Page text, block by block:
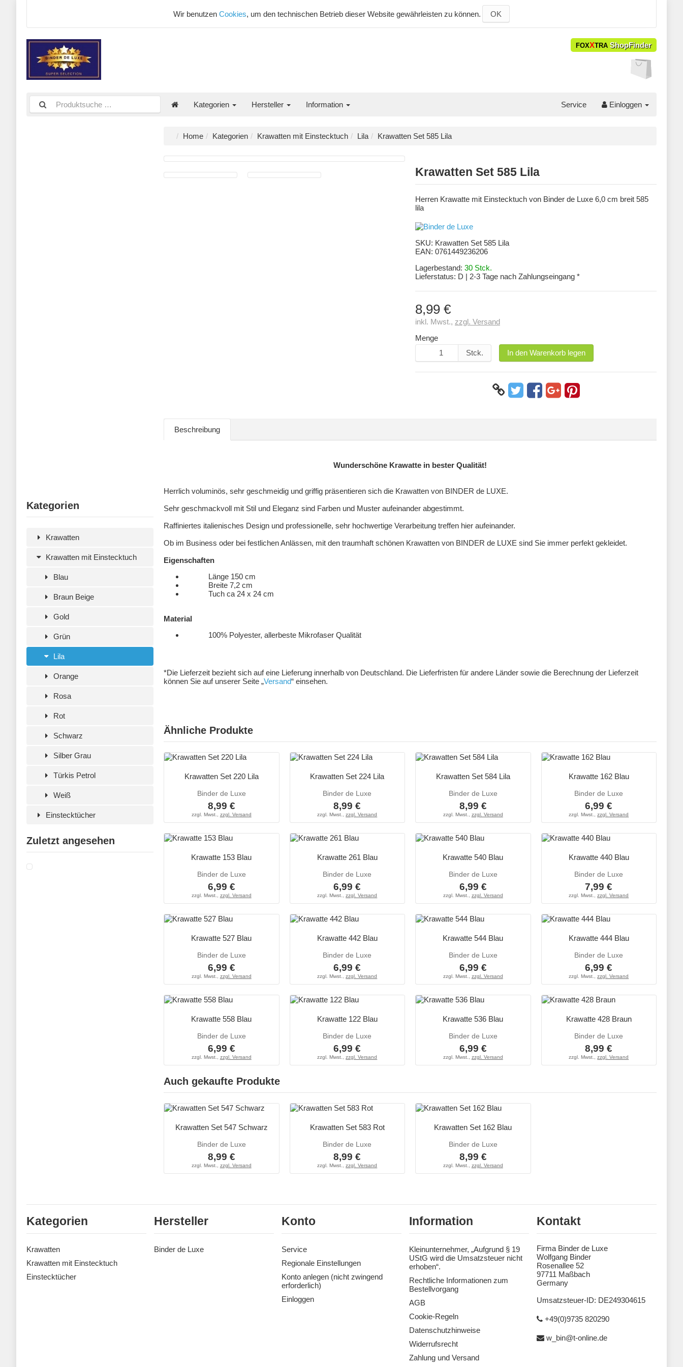
Wir benutzen Cookies, um den technischen Betrieb dieser Website gewährleisten zu können. OK
FOXXTRA ShopFinder
Kategorien Hersteller Information Service Einloggen
Kategorien
Krawatten
Krawatten mit Einstecktuch
Blau
Braun Beige
Gold
Grün
Lila
Orange
Rosa
Rot
Schwarz
Silber Grau
Türkis Petrol
Weiß
Einstecktücher
Zuletzt angesehen
Home Kategorien Krawatten mit Einstecktuch Lila Krawatten Set 585 Lila
Krawatten Set 585 Lila
Herren Krawatte mit Einstecktuch von Binder de Luxe 6,0 cm breit 585
lila
SKU: Krawatten Set 585 Lila
EAN: 0761449236206
Lagerbestand: 30 Stck.
Lieferstatus: D | 2-3 Tage nach Zahlungseingang *
8,99 €
inkl. Mwst., zzgl. Versand
Menge
Stck.
In den Warenkorb legen
Beschreibung
Wunderschöne Krawatte in bester Qualität!
Herrlich voluminös, sehr geschmeidig und griffig präsentieren sich die Krawatten von BINDER de LUXE.
Sehr geschmackvoll mit Stil und Eleganz sind Farben und Muster aufeinander abgestimmt.
Raffiniertes italienisches Design und professionelle, sehr hochwertige Verarbeitung treffen hier aufeinander.
Ob im Business oder bei festlichen Anlässen, mit den traumhaft schönen Krawatten von BINDER de LUXE sind Sie immer perfekt gekleidet.
Eigenschaften
Länge 150 cm
Breite 7,2 cm
Tuch ca 24 x 24 cm
Material
100% Polyester, allerbeste Mikrofaser Qualität
*Die Lieferzeit bezieht sich auf eine Lieferung innerhalb von Deutschland. Die Lieferfristen für andere Länder sowie die Berechnung der Lieferzeit
können Sie auf unserer Seite „Versand“ einsehen.
Ähnliche Produkte
Krawatten Set 220 Lila
Binder de Luxe
8,99 €
zzgl. Mwst., zzgl. Versand
Krawatten Set 224 Lila
Binder de Luxe
8,99 €
zzgl. Mwst.,zzgl. Versand
Krawatten Set 584 Lila
Binder de Luxe
8,99 €
zzgl. Mwst., zzgl. Versand
Krawatte 162 Blau
Binder de Luxe
6,99 €
zzgl. Mwst.,zzgl. Versand
Krawatte 153 Blau
Binder de Luxe
6,99 €
zzgl. Mwst., zzgl. Versand
Krawatte 261 Blau
Binder de Luxe
6,99 €
zzgl. Mwst.,zzgl. Versand
Krawatte 540 Blau
Binder de Luxe
6,99 €
zzgl. Mwst., zzgl. Versand
Krawatte 440 Blau
Binder de Luxe
7,99 €
zzgl. Mwst.,zzgl. Versand
Krawatte 527 Blau
Binder de Luxe
6,99 €
zzgl. Mwst., zzgl. Versand
Krawatte 442 Blau
Binder de Luxe
6,99 €
zzgl. Mwst.,zzgl. Versand
Krawatte 544 Blau
Binder de Luxe
6,99 €
zzgl. Mwst., zzgl. Versand
Krawatte 444 Blau
Binder de Luxe
6,99 €
zzgl. Mwst.,zzgl. Versand
Krawatte 558 Blau
Binder de Luxe
6,99 €
zzgl. Mwst., zzgl. Versand
Krawatte 122 Blau
Binder de Luxe
6,99 €
zzgl. Mwst.,zzgl. Versand
Krawatte 536 Blau
Binder de Luxe
6,99 €
zzgl. Mwst., zzgl. Versand
Krawatte 428 Braun
Binder de Luxe
8,99 €
zzgl. Mwst.,zzgl. Versand
Auch gekaufte Produkte
Krawatten Set 547 Schwarz
Binder de Luxe
8,99 €
zzgl. Mwst., zzgl. Versand
Krawatten Set 583 Rot
Binder de Luxe
8,99 €
zzgl. Mwst.,zzgl. Versand
Krawatten Set 162 Blau
Binder de Luxe
8,99 €
zzgl. Mwst., zzgl. Versand
Kategorien
Krawatten
Krawatten mit Einstecktuch
Einstecktücher
Hersteller
Binder de Luxe
Konto
Service
Regionale Einstellungen
Konto anlegen (nicht zwingend
erforderlich)
Einloggen
Information
Kleinunternehmer, „Aufgrund § 19
UStG wird die Umsatzsteuer nicht
erhoben“.
Rechtliche Informationen zum
Bestellvorgang
AGB
Cookie-Regeln
Datenschutzhinweise
Widerrufsrecht
Zahlung und Versand
Kontakt
Firma Binder de Luxe
Wolfgang Binder
Rosenallee 52
97711 Maßbach
Germany
Umsatzsteuer-ID: DE249304615
+49(0)9735 820290
w_bin@t-online.de